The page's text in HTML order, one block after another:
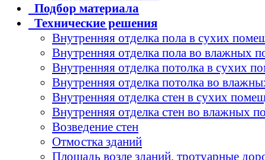
Подбор материала
Технические решения
Внутренняя отделка пола в сухих
Внутренняя отделка пола во влажных
Внутренняя отделка потолка в сухих
Внутренняя отделка потолка во
Внутренняя отделка стен в сухих
Внутренняя отделка стен во влажных
Возведение стен
Отмостка зданий
Площадь возле зданий, тротуарные